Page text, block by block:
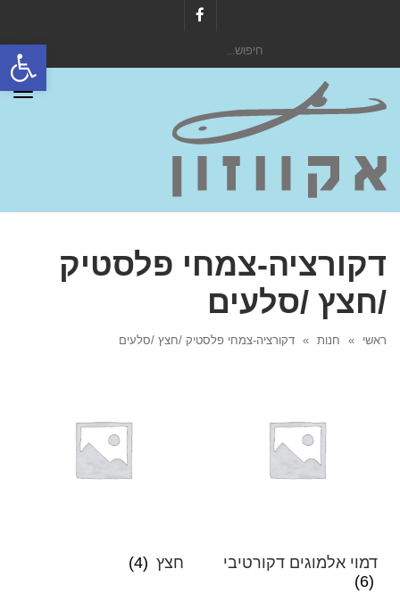
פתח
דקורציה-צמחי פלסטיק
/חצץ /סלעים
ראשי » חנות » דקורציה-צמחי פלסטיק /חצץ /סלעים
דמוי אלמוגים דקורטיבי
(6)
חצץ (4)